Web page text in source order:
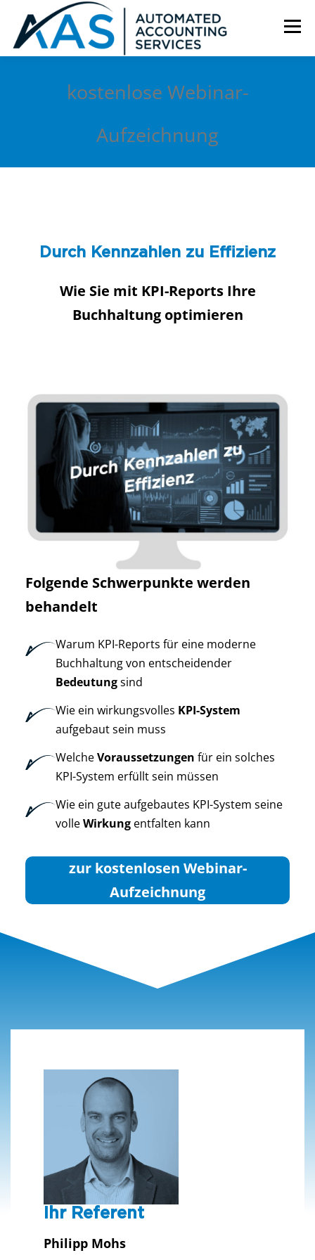
springen
Menü
ÜBER UNS
kostenlose Webinar-
Aufzeichnung
Durch Kennzahlen zu Effizienz
Wie Sie mit KPI-Reports Ihre
Buchhaltung optimieren
Folgende Schwerpunkte werden
behandelt
Warum KPI-Reports für eine moderne
Buchhaltung von entscheidender
Bedeutungsind
Wie ein wirkungsvolles KPI-System
aufgebaut sein muss
WelcheVoraussetzungen für ein solches
KPI-System erfüllt sein müssen
Wie ein gute aufgebautes KPI-System seine
volleWirkungentfalten kann
zur kostenlosen Webinar-
Aufzeichnung
Ihr Referent
Philipp Mohs